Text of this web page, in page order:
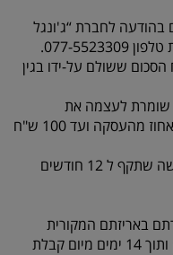
עסקה - הביטול יעשה תוך 14 יום בהודעה לחברת “ג'ונגל
ששולם על-ידו בגין
שומרת לעצמה את
הזכות לגבות מהלקוח דמי טיפול של 5 אחוז מהעסקה ועד 100 ש"ח
זיכוי - ניתן יהיה לקבל זיכוי בגובה הרכישה שתקף ל 12 חודשים
באריזתם המקורית
קבלת